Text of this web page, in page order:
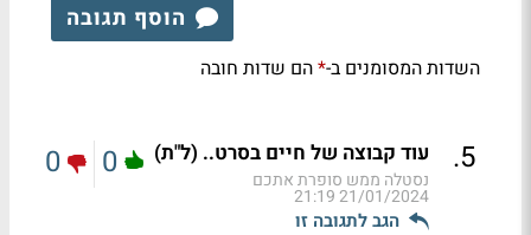
הוסף תגובה
השדות המסומנים ב-*הם שדות חובה
5
. עוד קבוצה של חיים בסרט.. (ל"ת)
נסטלה ממש סופרת אתכם
21/01/2024 21:19
הגב לתגובה זו
0
0